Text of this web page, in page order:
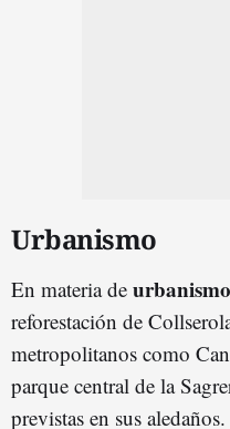
Urbanismo
En materia de urbanismo
reforestación de
metropolitanos como
parque central de la
previstas en sus aledaños.